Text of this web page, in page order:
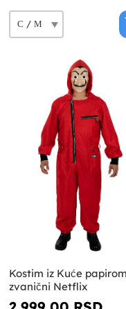
Kostim iz Kuće
zvanični Netflix